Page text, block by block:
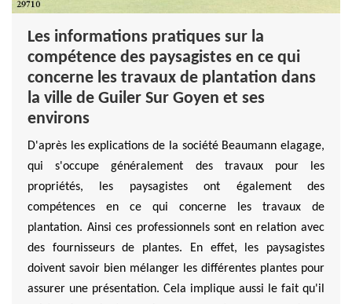
Les informations pratiques sur la
compétence des paysagistes en ce qui
concerne les travaux de plantation dans
la ville de Guiler Sur Goyen et ses
environs
D'après les explications de la société Beaumann elagage,
qui s'occupe généralement des travaux pour les
propriétés, les paysagistes ont également des
compétences en ce qui concerne les travaux de
plantation. Ainsi ces professionnels sont en relation avec
des fournisseurs de plantes. En effet, les paysagistes
doivent savoir bien mélanger les différentes plantes pour
assurer une présentation. Cela implique aussi le fait qu'il